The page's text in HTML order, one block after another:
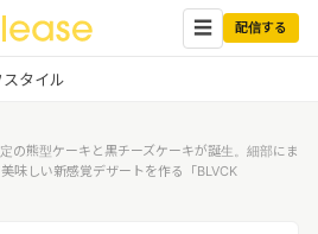
☰ 配信する
タイル
✕
の熊型ケーキと黒チーズケーキが誕生。細部にま
味しい新感覚デザートを作る「BLVCK